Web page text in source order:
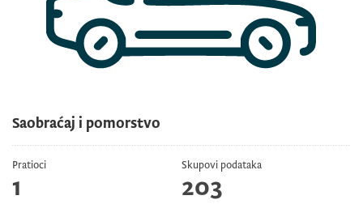
Saobraćaj i pomorstvo
Pratioci
1
Skupovi podataka
203